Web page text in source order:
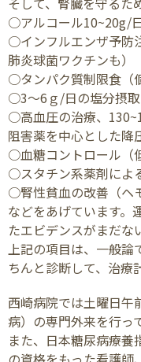
○アルコール10~20g/
○インフルエンザ予防
肺炎球菌ワクチンも）
○タンパク質制限食（
○3～6ｇ/日の塩分摂取
○高血圧の治療、
阻害薬を中心とした降
○血糖コントロール（
○スタチン系薬剤によ
○腎性貧血の改善（ヘ
などをあげています。
たエビデンスがまだな
上記の項目は、一般
ちんと診断して、治療
西崎病院では土曜日午
病）の専門外来を行っ
また、日本糖尿病療